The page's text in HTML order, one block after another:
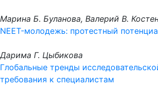
Марина Б. Буланова, Валерий В.
NEET-молодежь: протестный
Дарима Г. Цыбикова
Глобальные тренды
требования к специалистам